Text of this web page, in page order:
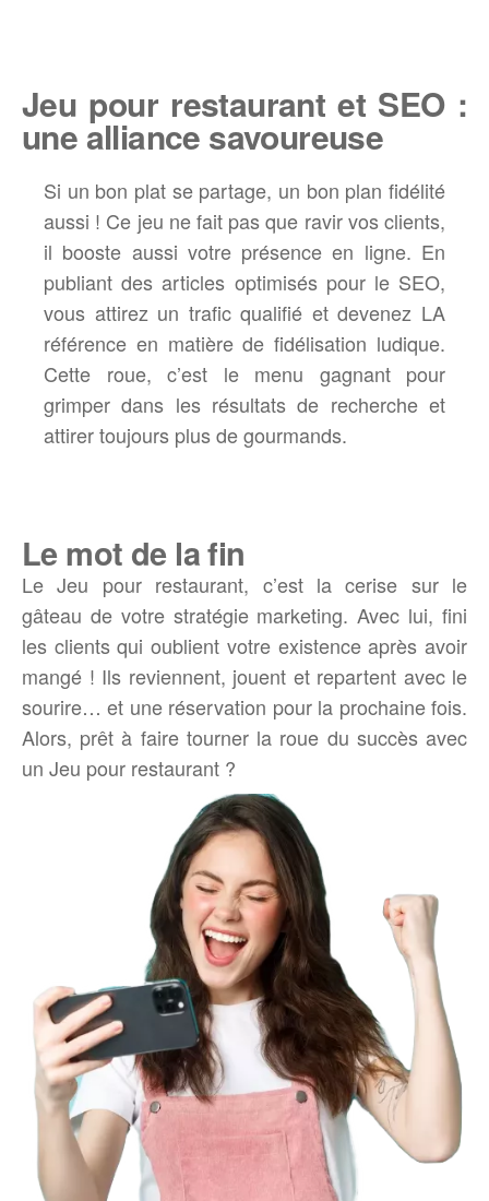
Jeu pour restaurant et SEO :
une alliance savoureuse
Si un bon plat se partage, un bon plan fidélité
aussi ! Ce jeu ne fait pas que ravir vos clients,
il booste aussi votre présence en ligne. En
publiant des articles optimisés pour le SEO,
vous attirez un trafic qualifié et devenez LA
référence en matière de fidélisation ludique.
Cette roue, c’est le menu gagnant pour
grimper dans les résultats de recherche et
attirer toujours plus de gourmands.
Le mot de la fin
Le Jeu pour restaurant, c’est la cerise sur le
gâteau de votre stratégie marketing. Avec lui, fini
les clients qui oublient votre existence après avoir
mangé ! Ils reviennent, jouent et repartent avec le
sourire… et une réservation pour la prochaine fois.
Alors, prêt à faire tourner la roue du succès avec
un Jeu pour restaurant ?